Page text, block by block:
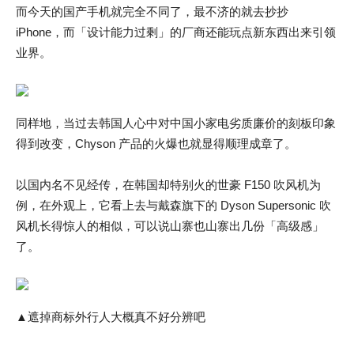
而今天的国产手机就完全不同了，最不济的就去抄抄
iPhone，而「设计能力过剩」的厂商还能玩点新东西出来引领
业界。
同样地，当过去韩国人心中对中国小家电劣质廉价的刻板印象
得到改变，Chyson 产品的火爆也就显得顺理成章了。
以国内名不见经传，在韩国却特别火的世豪 F150 吹风机为
例，在外观上，它看上去与戴森旗下的 Dyson Supersonic 吹
风机长得惊人的相似，可以说山寨也山寨出几份「高级感」
了。
▲遮掉商标外行人大概真不好分辨吧